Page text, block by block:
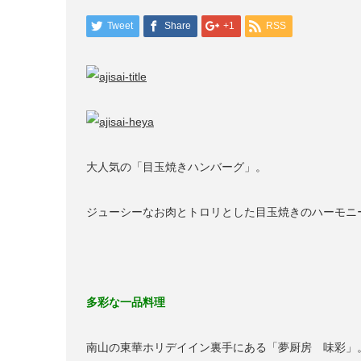
Tweet Share +1 RSS
大人気の「目玉焼きハンバーグ」。
ジューシーなお肉とトロリとした目玉焼きのハーモニ
多彩な一品料理
南山の東華ホリデイイン裏手にある「夢厨房 味彩」。